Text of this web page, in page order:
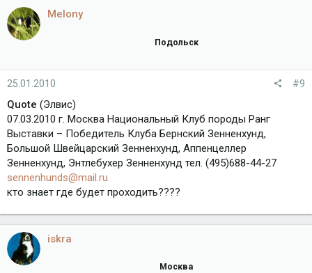
Melony
Подольск
25.01.2010 #9
Quote (Элвис)
07.03.2010 г. Москва Национальный Клуб породы Ранг
Выставки – Победитель Клуба Бернский Зенненхунд,
Большой Швейцарский Зенненхунд, Аппенцеллер
Зенненхунд, Энтлебухер Зенненхунд тел. (495)688-44-27
sennenhunds@mail.ru
кто знает где будет проходить????
iskra
Москва